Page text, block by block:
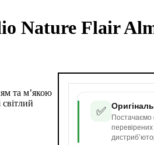
Nature Flair
✅
Постачаємо
та м’якою